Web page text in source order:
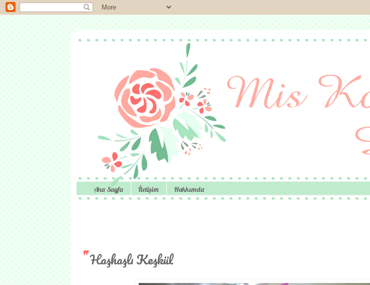
Ana Sayfa İletişim Hakkımda
Haşhaşlı Keşkül